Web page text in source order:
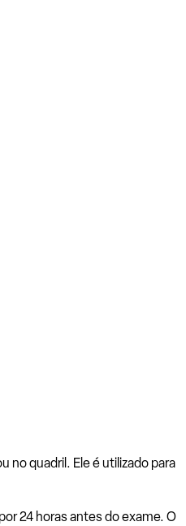
no quadril. Ele é utilizado para
24 horas antes do exame. O